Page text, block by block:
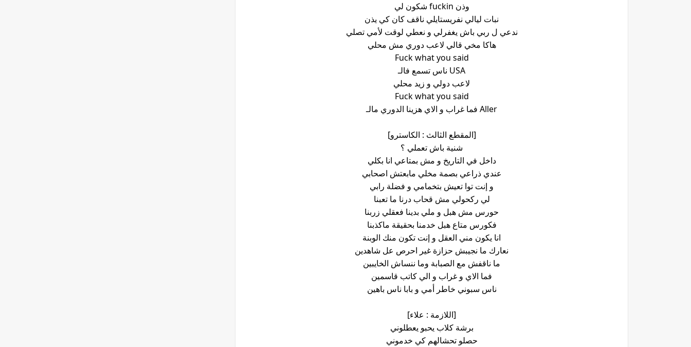
وذن fuckin شكون لي
نبات ليالي نفريستايلي ناقف كان كي يذن
ندعي ل ربي باش يغفرلي و نعطي لوقت لأمي تصلي
هاكا مخي قالي لاعب دوري مش محلي
Fuck what you said
USA ناس تسمع فالـ
لاعب دولي و زيد محلي
Fuck what you said
Aller فما غراب و الاي هزينا الدوري مالـ
[المقطع الثالث : الكاسترو]
شنية باش تعملي ؟
داخل في التاريخ و مش بمتاعي انا بكلي
عندي ذراعي بصمة مخلي مابعتش اصحابي
و إنت توا تعيش بتخمامي و فضلة رابي
لي ركحولي مش قحاب درنا ما تعبنا
حورس مش هبل و ملي بدينا فعقلي زربنا
فكورس متاع هبل خدمنا بحقيقة ماكذبنا
انا يكون مني العقل و إنت تكون منك الوبنة
نعارك ما نجيبش حزازة غير احرص عل شاهدين
ما ناقفش مع الصبابة وما ننساش الخايبين
فما الاي و غراب و الي كاتب قاسمين
ناس سبوني خاطر أمي و بابا ناس باهين
[اللازمة : علاء]
برشة كلاب يحبو يعطلوني
حصلو تحشالهم كي خدموني